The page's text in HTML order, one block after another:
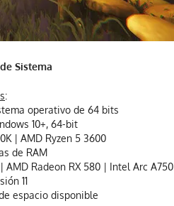
Sistema
:
operativo de 64 bits
10+, 64-bit
| AMD Ryzen 5 3600
de RAM
AMD Radeon RX 580 | Intel Arc A750
11
espacio disponible